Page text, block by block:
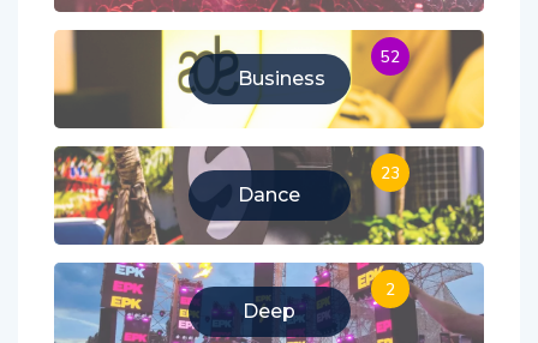
Business
52
Dance
23
Deep
2